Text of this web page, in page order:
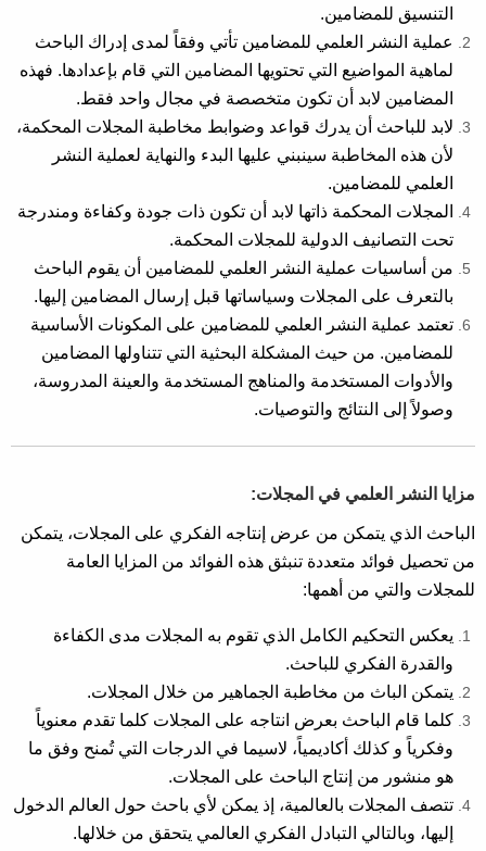
التنسيق للمضامين.
عملية النشر العلمي للمضامين تأتي وفقاً لمدى إدراك الباحث
لماهية المواضيع التي تحتويها المضامين التي قام بإعدادها. فهذه
المضامين لابد أن تكون متخصصة في مجال واحد فقط.
لابد للباحث أن يدرك قواعد وضوابط مخاطبة المجلات المحكمة،
لأن هذه المخاطبة سينبني عليها البدء والنهاية لعملية النشر
العلمي للمضامين.
المجلات المحكمة ذاتها لابد أن تكون ذات جودة وكفاءة ومندرجة
تحت التصانيف الدولية للمجلات المحكمة.
من أساسيات عملية النشر العلمي للمضامين أن يقوم الباحث
بالتعرف على المجلات وسياساتها قبل إرسال المضامين إليها.
تعتمد عملية النشر العلمي للمضامين على المكونات الأساسية
للمضامين. من حيث المشكلة البحثية التي تتناولها المضامين
والأدوات المستخدمة والمناهج المستخدمة والعينة المدروسة،
وصولاً إلى النتائج والتوصيات.
مزايا النشر العلمي في المجلات:
الباحث الذي يتمكن من عرض إنتاجه الفكري على المجلات، يتمكن
من تحصيل فوائد متعددة تنبثق هذه الفوائد من المزايا العامة
للمجلات والتي من أهمها:
يعكس التحكيم الكامل الذي تقوم به المجلات مدى الكفاءة
والقدرة الفكري للباحث.
يتمكن الباث من مخاطبة الجماهير من خلال المجلات.
كلما قام الباحث بعرض انتاجه على المجلات كلما تقدم معنوياً
وفكرياً و كذلك أكاديمياً، لاسيما في الدرجات التي تُمنح وفق ما
هو منشور من إنتاج الباحث على المجلات.
تتصف المجلات بالعالمية، إذ يمكن لأي باحث حول العالم الدخول
إليها، وبالتالي التبادل الفكري العالمي يتحقق من خلالها.